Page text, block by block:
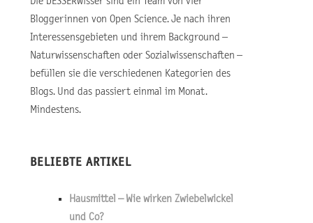
Bloggerinnen von Open Science. Je nach ihren
Interessensgebieten und ihrem Background –
Naturwissenschaften oder Sozialwissenschaften –
befüllen sie die verschiedenen Kategorien des
Blogs. Und das passiert einmal im Monat.
Mindestens.
BELIEBTE ARTIKEL
Hausmittel – Wie wirken Zwiebelwickel
und Co?